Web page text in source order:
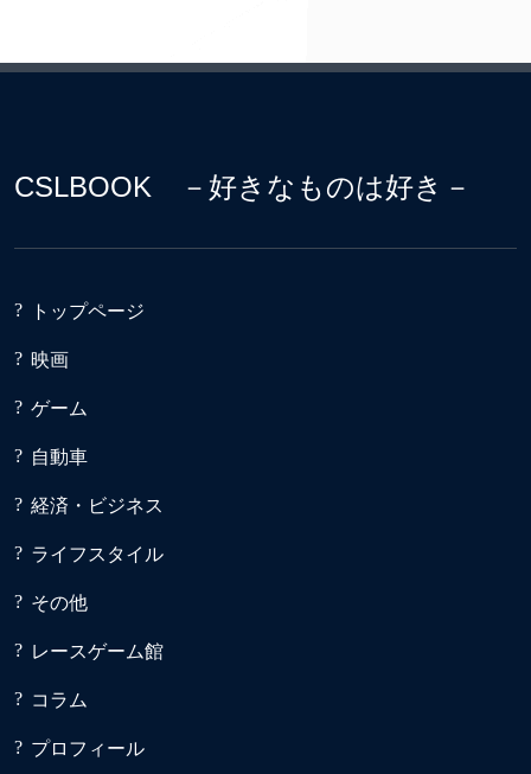
CSLBOOK －好きなものは好き－
トップページ
映画
ゲーム
自動車
経済・ビジネス
ライフスタイル
その他
レースゲーム館
コラム
プロフィール